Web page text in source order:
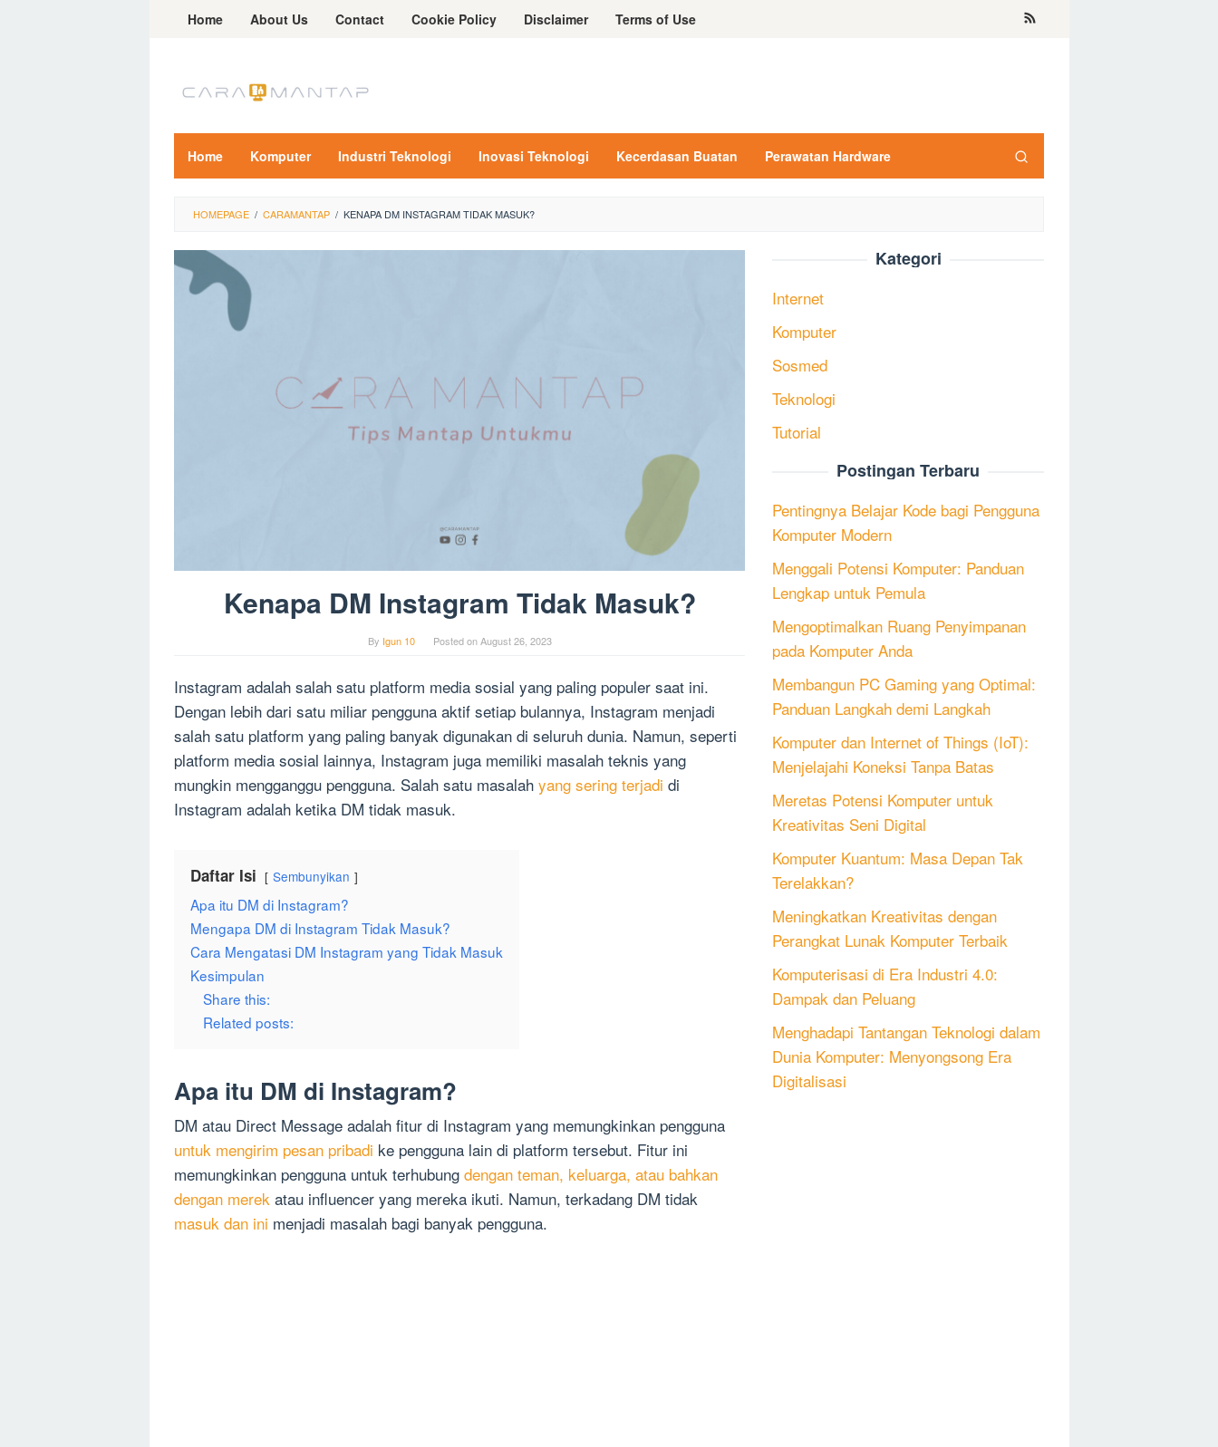
Home About Us Contact Cookie Policy Disclaimer Terms of Use
Home Komputer Industri Teknologi Inovasi Teknologi Kecerdasan Buatan Perawatan Hardware
HOMEPAGE / CARAMANTAP / KENAPA DM INSTAGRAM TIDAK MASUK?
Kenapa DM Instagram Tidak Masuk?
By Igun 10 Posted onAugust 26, 2023
Instagram adalah salah satu platform media sosial yang paling populer saat ini.
Dengan lebih dari satu miliar pengguna aktif setiap bulannya, Instagram menjadi
salah satu platform yang paling banyak digunakan di seluruh dunia. Namun, seperti
platform media sosial lainnya, Instagram juga memiliki masalah teknis yang
mungkin mengganggu pengguna. Salah satu masalah yang sering terjadi di
Instagram adalah ketika DM tidak masuk.
Daftar Isi Sembunyikan
Apa itu DM di Instagram?
Mengapa DM di Instagram Tidak Masuk?
Cara Mengatasi DM Instagram yang Tidak Masuk
Kesimpulan
Share this:
Related posts:
Apa itu DM di Instagram?
DM atau Direct Message adalah fitur di Instagram yang memungkinkan pengguna
untuk mengirim pesan pribadi ke pengguna lain di platform tersebut. Fitur ini
memungkinkan pengguna untuk terhubung dengan teman, keluarga, atau bahkan
dengan merek atau influencer yang mereka ikuti. Namun, terkadang DM tidak
masuk dan ini menjadi masalah bagi banyak pengguna.
Kategori
Internet
Komputer
Sosmed
Teknologi
Tutorial
Postingan Terbaru
Pentingnya Belajar Kode bagi Pengguna
Komputer Modern
Menggali Potensi Komputer: Panduan
Lengkap untuk Pemula
Mengoptimalkan Ruang Penyimpanan
pada Komputer Anda
Membangun PC Gaming yang Optimal:
Panduan Langkah demi Langkah
Komputer dan Internet of Things (IoT):
Menjelajahi Koneksi Tanpa Batas
Meretas Potensi Komputer untuk
Kreativitas Seni Digital
Komputer Kuantum: Masa Depan Tak
Terelakkan?
Meningkatkan Kreativitas dengan
Perangkat Lunak Komputer Terbaik
Komputerisasi di Era Industri 4.0:
Dampak dan Peluang
Menghadapi Tantangan Teknologi dalam
Dunia Komputer: Menyongsong Era
Digitalisasi